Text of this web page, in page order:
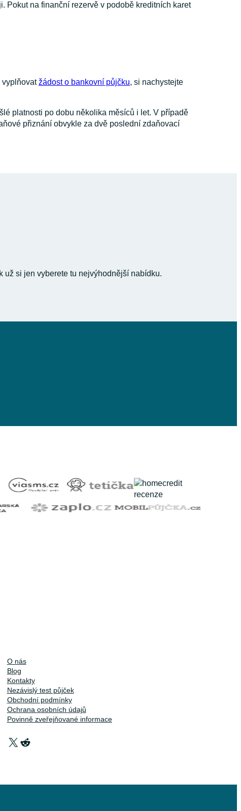
Pokut na finanční rezervě v podobě kreditních karet
vyplňovatžádost o bankovní půjčku, si nachystejte
platnosti po dobu několika měsíců i let. V případě
přiznání obvykle za dvě poslední zdaňovací
už si jen vyberete tu nejvýhodnější nabídku.
O nás
Blog
Kontakty
Nezávislý test půjček
Obchodní podmínky
Ochrana osobních údajů
Povinně zveřejňované informace
X Reddit